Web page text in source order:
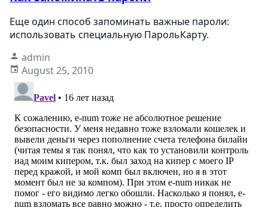
Еще один способ запоминать важные пароли:
использовать специальную ПарольКарту.
admin
August 25, 2010